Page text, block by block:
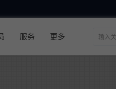
服务 更多